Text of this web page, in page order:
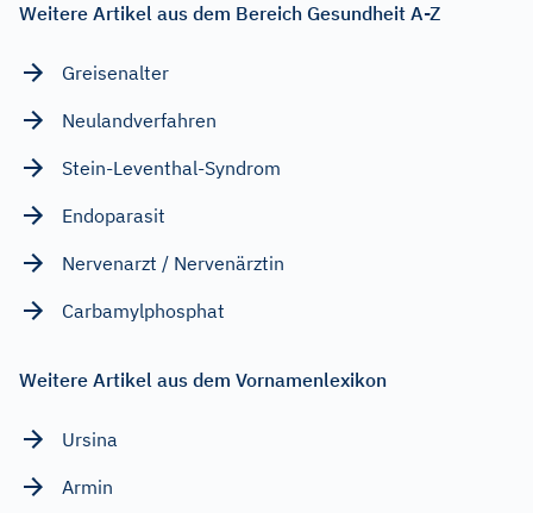
Weitere Artikel aus dem Bereich Gesundheit A-Z
Greisenalter
Neulandverfahren
Stein-Leventhal-Syndrom
Endoparasit
Nervenarzt / Nervenärztin
Carbamylphosphat
Weitere Artikel aus dem Vornamenlexikon
Ursina
Armin